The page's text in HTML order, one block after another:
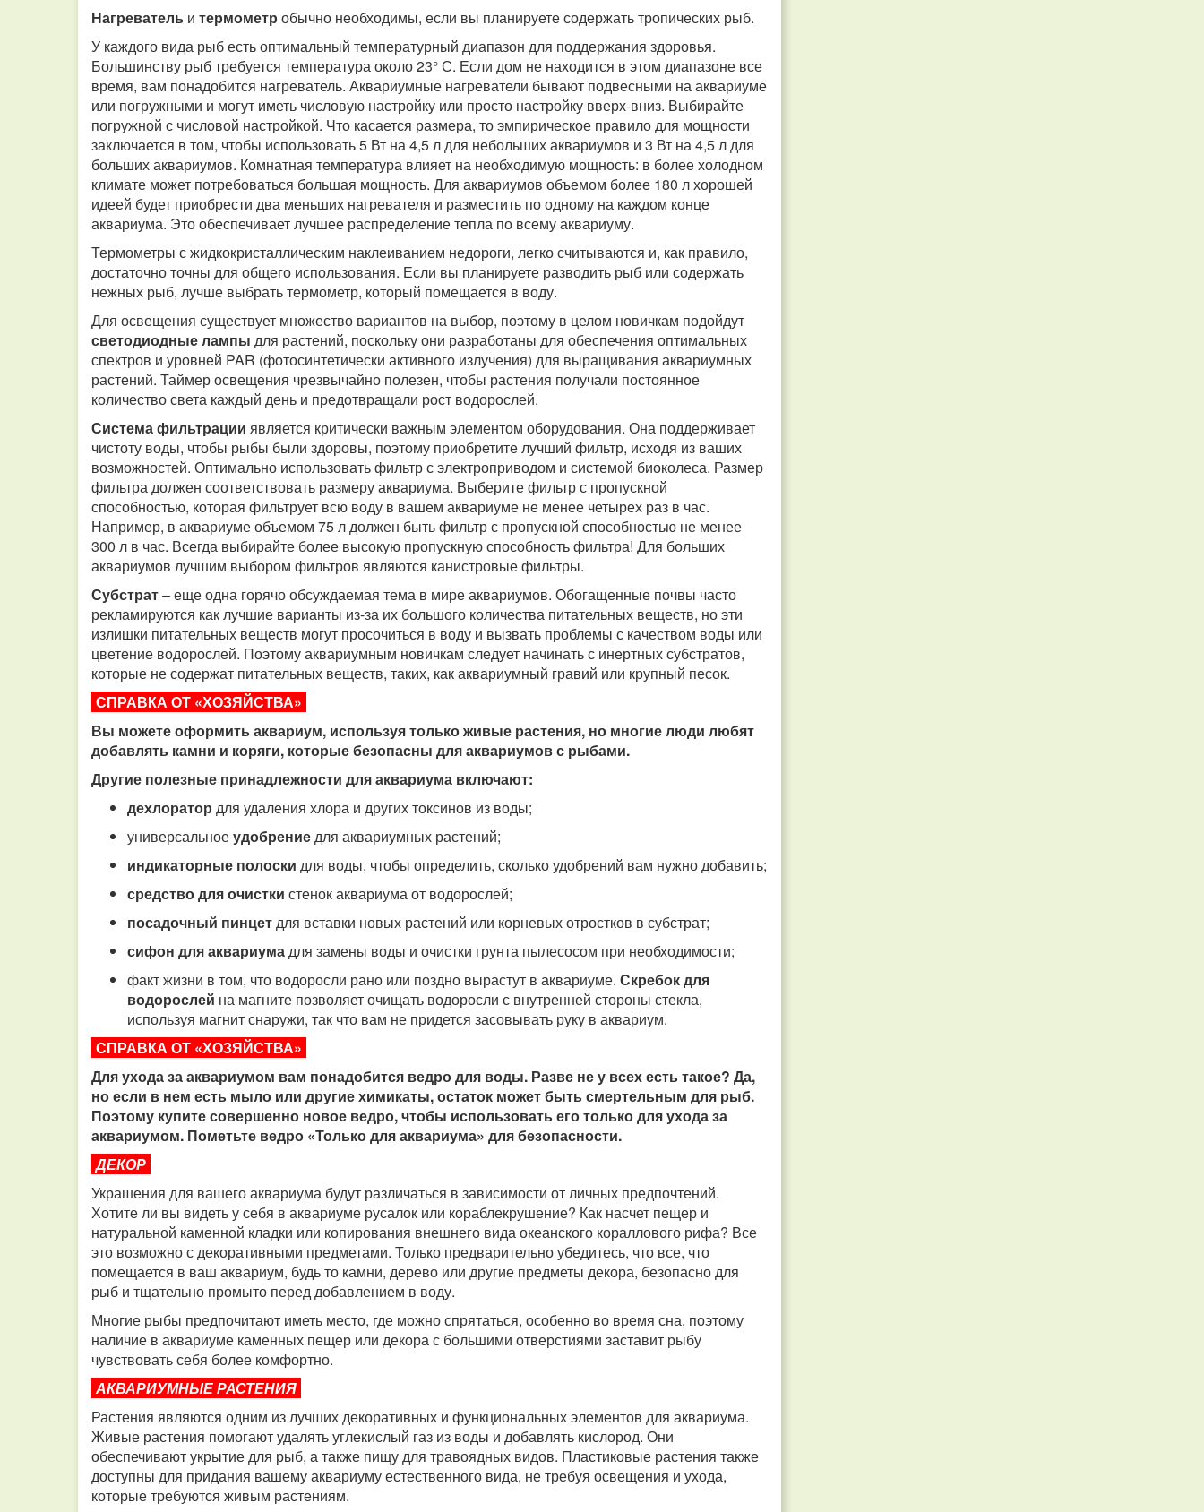
Нагреватель и термометр обычно необходимы, если вы планируете содержать тропических рыб.
У каждого вида рыб есть оптимальный температурный диапазон для поддержания здоровья.
Большинству рыб требуется температура около 23° С. Если дом не находится в этом диапазоне все
время, вам понадобится нагреватель. Аквариумные нагреватели бывают подвесными на аквариуме
или погружными и могут иметь числовую настройку или просто настройку вверх-вниз. Выбирайте
погружной с числовой настройкой. Что касается размера, то эмпирическое правило для мощности
заключается в том, чтобы использовать 5 Вт на 4,5 л для небольших аквариумов и 3 Вт на 4,5 л для
больших аквариумов. Комнатная температура влияет на необходимую мощность: в более холодном
климате может потребоваться большая мощность. Для аквариумов объемом более 180 л хорошей
идеей будет приобрести два меньших нагревателя и разместить по одному на каждом конце
аквариума. Это обеспечивает лучшее распределение тепла по всему аквариуму.
Термометры с жидкокристаллическим наклеиванием недороги, легко считываются и, как правило,
достаточно точны для общего использования. Если вы планируете разводить рыб или содержать
нежных рыб, лучше выбрать термометр, который помещается в воду.
Для освещения существует множество вариантов на выбор, поэтому в целом новичкам подойдут
светодиодные лампы для растений, поскольку они разработаны для обеспечения оптимальных
спектров и уровней PAR (фотосинтетически активного излучения) для выращивания аквариумных
растений. Таймер освещения чрезвычайно полезен, чтобы растения получали постоянное
количество света каждый день и предотвращали рост водорослей.
Система фильтрации является критически важным элементом оборудования. Она поддерживает
чистоту воды, чтобы рыбы были здоровы, поэтому приобретите лучший фильтр, исходя из ваших
возможностей. Оптимально использовать фильтр с электроприводом и системой биоколеса. Размер
фильтра должен соответствовать размеру аквариума. Выберите фильтр с пропускной
способностью, которая фильтрует всю воду в вашем аквариуме не менее четырех раз в час.
Например, в аквариуме объемом 75 л должен быть фильтр с пропускной способностью не менее
300 л в час. Всегда выбирайте более высокую пропускную способность фильтра! Для больших
аквариумов лучшим выбором фильтров являются канистровые фильтры.
Субстрат– еще одна горячо обсуждаемая тема в мире аквариумов. Обогащенные почвы часто
рекламируются как лучшие варианты из-за их большого количества питательных веществ, но эти
излишки питательных веществ могут просочиться в воду и вызвать проблемы с качеством воды или
цветение водорослей. Поэтому аквариумным новичкам следует начинать с инертных субстратов,
которые не содержат питательных веществ, таких, как аквариумный гравий или крупный песок.
СПРАВКА ОТ «ХОЗЯЙСТВА»
Вы можете оформить аквариум, используя только живые растения, но многие люди любят
добавлять камни и коряги, которые безопасны для аквариумов с рыбами.
Другие полезные принадлежности для аквариума включают:
дехлоратор для удаления хлора и других токсинов из воды;
универсальноеудобрениедля аквариумных растений;
индикаторные полоски для воды, чтобы определить, сколько удобрений вам нужно добавить;
средство для очистки стенок аквариума от водорослей;
посадочный пинцетдля вставки новых растений или корневых отростков в субстрат;
сифон для аквариумадля замены воды и очистки грунта пылесосом при необходимости;
факт жизни в том, что водоросли рано или поздно вырастут в аквариуме. Скребок для
водорослей на магните позволяет очищать водоросли с внутренней стороны стекла,
используя магнит снаружи, так что вам не придется засовывать руку в аквариум.
СПРАВКА ОТ «ХОЗЯЙСТВА»
Для ухода за аквариумом вам понадобится ведро для воды. Разве не у всех есть такое? Да,
но если в нем есть мыло или другие химикаты, остаток может быть смертельным для рыб.
Поэтому купите совершенно новое ведро, чтобы использовать его только для ухода за
аквариумом. Пометьте ведро «Только для аквариума» для безопасности.
ДЕКОР
Украшения для вашего аквариума будут различаться в зависимости от личных предпочтений.
Хотите ли вы видеть у себя в аквариуме русалок или кораблекрушение? Как насчет пещер и
натуральной каменной кладки или копирования внешнего вида океанского кораллового рифа? Все
это возможно с декоративными предметами. Только предварительно убедитесь, что все, что
помещается в ваш аквариум, будь то камни, дерево или другие предметы декора, безопасно для
рыб и тщательно промыто перед добавлением в воду.
Многие рыбы предпочитают иметь место, где можно спрятаться, особенно во время сна, поэтому
наличие в аквариуме каменных пещер или декора с большими отверстиями заставит рыбу
чувствовать себя более комфортно.
АКВАРИУМНЫЕ РАСТЕНИЯ
Растения являются одним из лучших декоративных и функциональных элементов для аквариума.
Живые растения помогают удалять углекислый газ из воды и добавлять кислород. Они
обеспечивают укрытие для рыб, а также пищу для травоядных видов. Пластиковые растения также
доступны для придания вашему аквариуму естественного вида, не требуя освещения и ухода,
которые требуются живым растениям.